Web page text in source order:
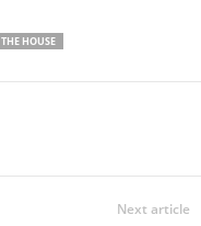
THE HOUSE
Next article